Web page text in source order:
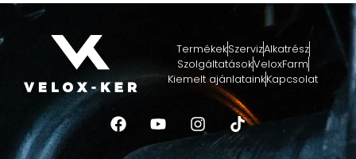
TermékekSzervizAlkatrész
SzolgáltatásokVeloxFarm
Kiemelt ajánlatainkKapcsolat